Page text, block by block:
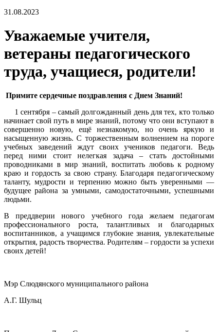
31.08.2023
Уважаемые учителя,
ветераны педагогического
труда, учащиеся, родители!
Примите сердечные поздравления с Днем Знаний!
1 сентября – самый долгожданный день для тех, кто только
начинает свой путь в мире знаний, потому что они вступают в
совершенно новую, ещё незнакомую, но очень яркую и
насыщенную жизнь. С торжественным волнением на пороге
учебных заведений ждут своих учеников педагоги. Ведь
перед ними стоит нелегкая задача – стать достойными
проводниками в мир знаний, воспитать любовь к родному
краю и гордость за свою страну. Благодаря педагогическому
таланту, мудрости и терпению можно быть уверенными —
будущее района за умными, самодостаточными, успешными
людьми.
В преддверии нового учебного года желаем педагогам
профессионального роста, талантливых и благодарных
воспитанников, а учащимся глубокие знания, увлекательные
открытия, радость творчества. Родителям – гордости за успехи
своих детей!
Мэр Слюдянского муниципального района
А.Г. Шульц